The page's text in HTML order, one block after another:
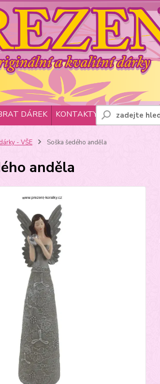
DÁREK KONTAKTY
- VŠE Soška šedého anděla
anděla